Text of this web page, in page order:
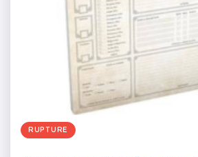
RUPTURE